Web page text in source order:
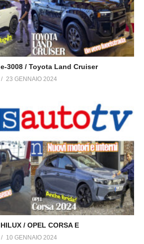
3008 / Toyota Land Cruiser
23 GENNAIO 2024
/ OPEL CORSA E
10 GENNAIO 2024